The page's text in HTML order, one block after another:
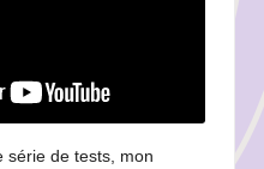
série de tests, mon